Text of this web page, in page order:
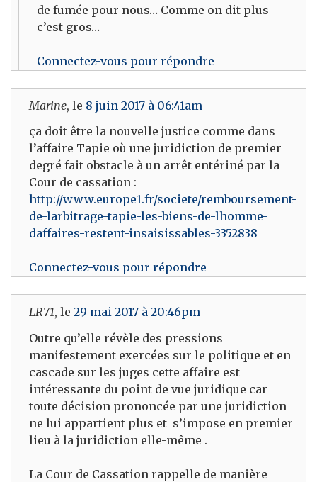
de fumée pour nous… Comme on dit plus
c’est gros…
Connectez-vous pour répondre
Marine, le 8 juin 2017 à 06:41am
ça doit être la nouvelle justice comme dans
l’affaire Tapie où une juridiction de premier
degré fait obstacle à un arrêt entériné par la
Cour de cassation :
http://www.europe1.fr/societe/remboursement-
de-larbitrage-tapie-les-biens-de-lhomme-
daffaires-restent-insaisissables-3352838
Connectez-vous pour répondre
LR71, le 29 mai 2017 à 20:46pm
Outre qu’elle révèle des pressions
manifestement exercées sur le politique et en
cascade sur les juges cette affaire est
intéressante du point de vue juridique car
toute décision prononcée par une juridiction
ne lui appartient plus et s’impose en premier
lieu à la juridiction elle-même .
La Cour de Cassation rappelle de manière